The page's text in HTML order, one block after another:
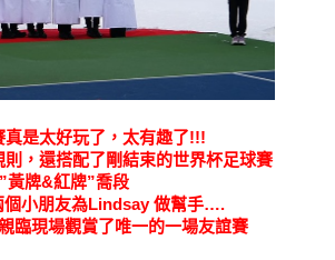
真是太好玩了，太有趣了!!!
，還搭配了剛結束的世界杯足球賽
黃牌&紅牌”喬段
小朋友為Lindsay 做幫手….
臨現場觀賞了唯一的一場友誼賽